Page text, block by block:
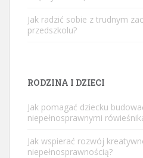
Jak radzić sobie z trudnym
przedszkolu?
RODZINA I DZIECI
Jak pomagać dziecku
niepełnosprawnymi
Jak wspierać rozwój
niepełnosprawnością?